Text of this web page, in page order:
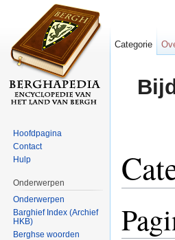
Categorie
Hoofdpagina
Contact
Hulp
Onderwerpen
Onderwerpen
Barghief Index (Archief
HKB)
Berghse woorden